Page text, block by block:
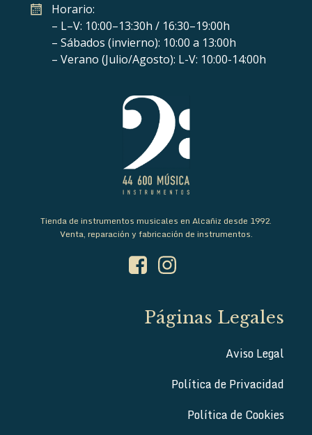
Horario:
– L–V: 10:00–13:30h / 16:30–19:00h
– Sábados (invierno): 10:00 a 13:00h
– Verano (Julio/Agosto): L-V: 10:00-14:00h
Tienda de instrumentos musicales en Alcañiz desde 1992.
Venta, reparación y fabricación de instrumentos.
Páginas Legales
Aviso Legal
Política de Privacidad
Política de Cookies